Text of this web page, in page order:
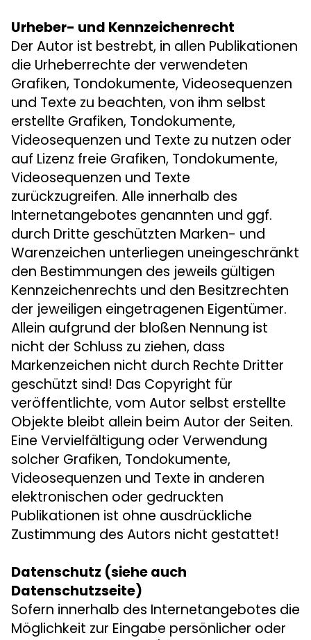
Urheber- und Kennzeichenrecht
Der Autor ist bestrebt, in allen Publikationen
die Urheberrechte der verwendeten
Grafiken, Tondokumente, Videosequenzen
und Texte zu beachten, von ihm selbst
erstellte Grafiken, Tondokumente,
Videosequenzen und Texte zu nutzen oder
auf Lizenz freie Grafiken, Tondokumente,
Videosequenzen und Texte
zurückzugreifen. Alle innerhalb des
Internetangebotes genannten und ggf.
durch Dritte geschützten Marken- und
Warenzeichen unterliegen uneingeschränkt
den Bestimmungen des jeweils gültigen
Kennzeichenrechts und den Besitzrechten
der jeweiligen eingetragenen Eigentümer.
Allein aufgrund der bloßen Nennung ist
nicht der Schluss zu ziehen, dass
Markenzeichen nicht durch Rechte Dritter
geschützt sind! Das Copyright für
veröffentlichte, vom Autor selbst erstellte
Objekte bleibt allein beim Autor der Seiten.
Eine Vervielfältigung oder Verwendung
solcher Grafiken, Tondokumente,
Videosequenzen und Texte in anderen
elektronischen oder gedruckten
Publikationen ist ohne ausdrückliche
Zustimmung des Autors nicht gestattet!
Datenschutz (siehe auch
Datenschutzseite)
Sofern innerhalb des Internetangebotes die
Möglichkeit zur Eingabe persönlicher oder